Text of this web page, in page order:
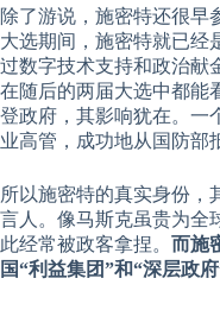
除了游说，施密特还很早
大选期间，施密特就已经
过数字技术支持和政治献
在随后的两届大选中都能
登政府，其影响犹在。一
业高管，成功地从国防部
所以施密特的真实身份，
言人。像马斯克虽贵为全
此经常被政客拿捏。 而施
国“利益集团”和“深层政府